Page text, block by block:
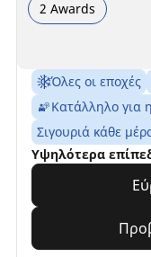
2 Awards
Όλες οι εποχές
Κατάλληλο για
Σιγουριά κάθε
Υψηλότερα